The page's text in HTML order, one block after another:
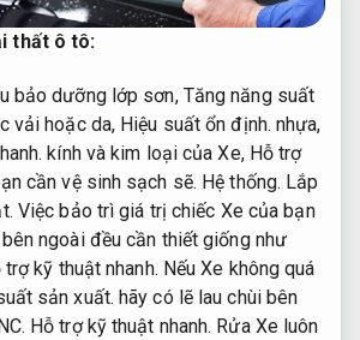
thất ô tô:
bảo dưỡng lớp sơn, Tăng năng suất
vải hoặc da, Hiệu suất ổn định. nhựa,
kính và kim loại của Xe, Hỗ trợ
cần vệ sinh sạch sẽ. Hệ thống. Lắp
Việc bảo trì giá trị chiếc Xe của bạn
ngoài đều cần thiết giống như
trợ kỹ thuật nhanh. Nếu Xe không quá
sản xuất. hãy có lẽ lau chùi bên
Hỗ trợ kỹ thuật nhanh. Rửa Xe luôn